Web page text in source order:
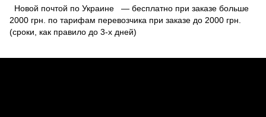
Новой почтой по Украине — бесплатно при заказе больше
2000 грн. по тарифам перевозчика при заказе до 2000 грн.
(сроки, как правило до 3-х дней)